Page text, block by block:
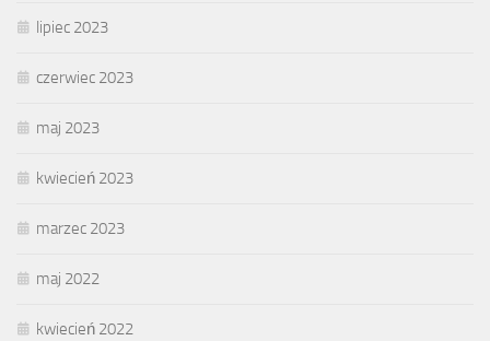
lipiec 2023
czerwiec 2023
maj 2023
kwiecień 2023
marzec 2023
maj 2022
kwiecień 2022